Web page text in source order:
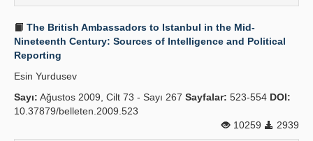
The British Ambassadors to Istanbul in the Mid-
Nineteenth Century: Sources of Intelligence and Political
Reporting
Esin Yurdusev
Sayı: Ağustos 2009, Cilt 73 - Sayı 267 Sayfalar: 523-554 DOI:
10.37879/belleten.2009.523
10259
2939